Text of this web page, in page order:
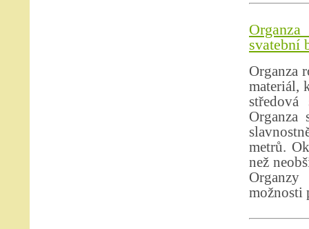
svatební
Organza
materiál,
Organza
metrů.
než
možnosti